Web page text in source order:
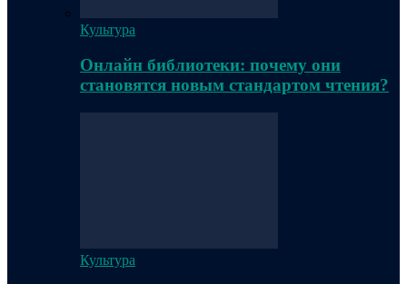
Культура
Онлайн библиотеки: почему они
становятся новым стандартом чтения?
Культура